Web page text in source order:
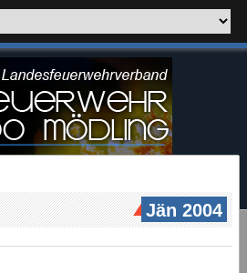
Jän 2004